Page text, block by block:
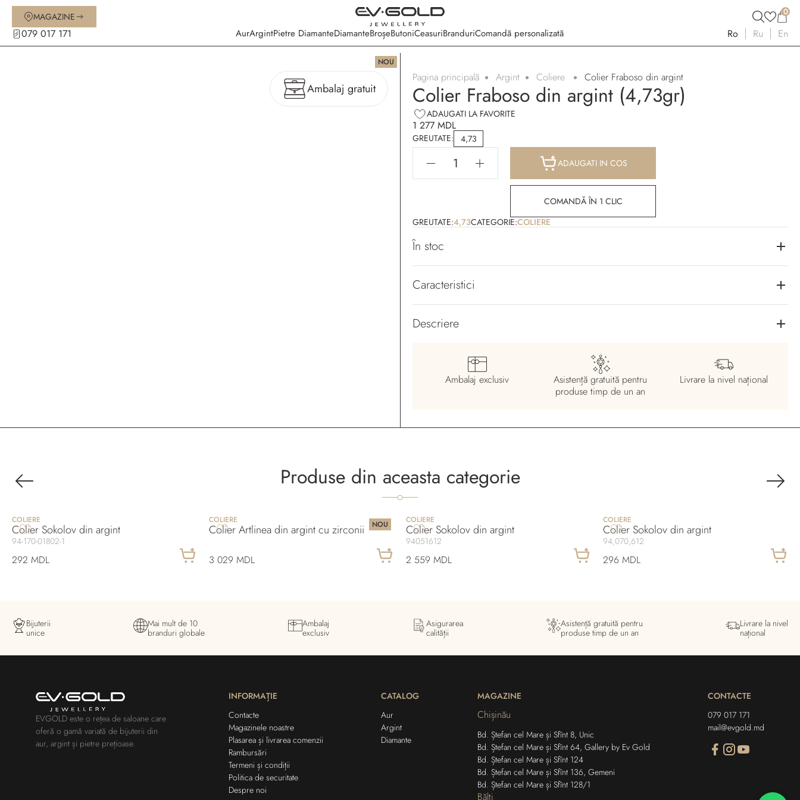
MAGAZINE 0
079 017 171 AurArgintPietre DiamanteDiamanteBroșeButoniCeasuriBranduriComandă personalizată Ro Ru En
NOU
Ambalaj gratuit
Pagina principală Argint Coliere Colier Fraboso din argint
Colier Fraboso din argint (4,73gr)
ADAUGATI LA FAVORITE
1 277 MDL
GREUTATE: 4,73
ADAUGATI IN COS
COMANDĂ ÎN 1 CLIC
GREUTATE:4,73CATEGORIE:COLIERE
În stoc
Caracteristici
Descriere
Ambalaj exclusiv
Asistență gratuită pentru
produse timp de un an
Livrare la nivel național
Produse din aceasta categorie
COLIERE
Colier Sokolov din argint
94-170-01802-1
292 MDL
NOU
COLIERE
Colier Artlinea din argint cu zirconii
3 029 MDL
COLIERE
Colier Sokolov din argint
94051612
2 559 MDL
COLIERE
Colier Sokolov din argint
94,070,612
296 MDL
Bijuterii
unice
Mai mult de 10
branduri globale
Ambalaj
exclusiv
Asigurarea
calității
Asistență gratuită pentru
produse timp de un an
Livrare la nivel
național
EVGOLD este o rețea de saloane care
oferă o gamă variată de bijuterii din
aur, argint și pietre prețioase.
INFORMAȚIE
Contacte
Magazinele noastre
Plasarea și livrarea comenzii
Rambursări
Termeni și condiții
Politica de securitate
Despre noi
CATALOG
Aur
Argint
Diamante
MAGAZINE
Chișinău
Bd. Ștefan cel Mare și Sfînt 8, Unic
Bd. Ștefan cel Mare și Sfînt 64, Gallery by Ev Gold
Bd. Ștefan cel Mare și Sfînt 124
Bd. Ștefan cel Mare și Sfînt 136, Gemeni
Bd. Ștefan cel Mare și Sfînt 128/1
Bălți
CONTACTE
079 017 171
mail@evgold.md